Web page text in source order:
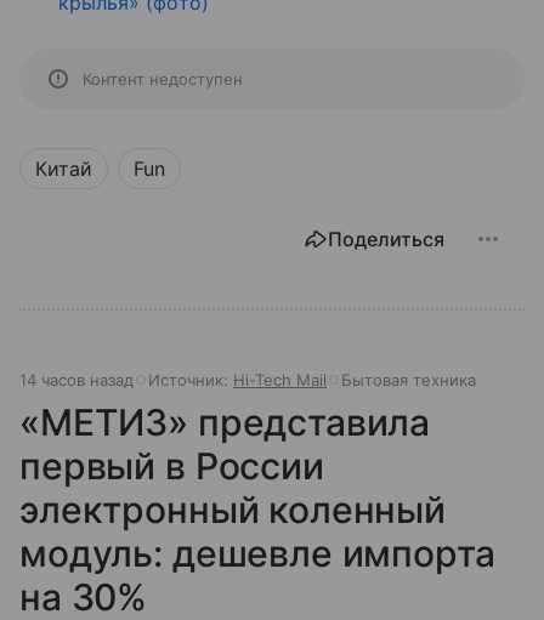
Контент недоступен
Китай Fun
Поделиться
14 часов назад Источник: Hi-Tech Mail Бытовая техника
«МЕТИЗ» представила
первый в России
электронный коленный
модуль: дешевле импорта
на 30%